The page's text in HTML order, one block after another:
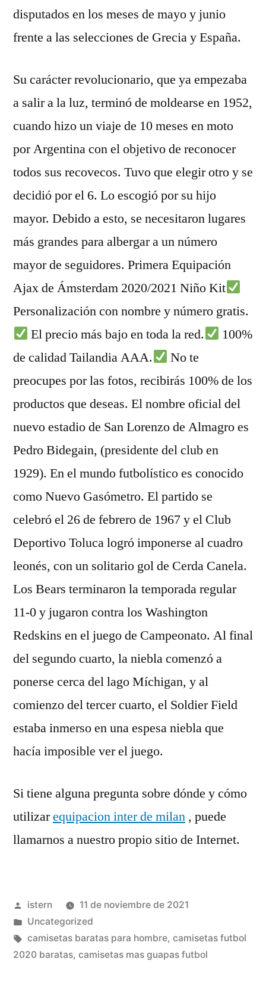
disputados en los meses de mayo y junio
frente a las selecciones de Grecia y España.
Su carácter revolucionario, que ya empezaba
a salir a la luz, terminó de moldearse en 1952,
cuando hizo un viaje de 10 meses en moto
por Argentina con el objetivo de reconocer
todos sus recovecos. Tuvo que elegir otro y se
decidió por el 6. Lo escogió por su hijo
mayor. Debido a esto, se necesitaron lugares
más grandes para albergar a un número
mayor de seguidores. Primera Equipación
Ajax de Ámsterdam 2020/2021 Niño Kit
Personalización con nombre y número gratis.
El precio más bajo en toda la red.
100%
de calidad Tailandia AAA.
No te
preocupes por las fotos, recibirás 100% de los
productos que deseas. El nombre oficial del
nuevo estadio de San Lorenzo de Almagro es
Pedro Bidegain, (presidente del club en
1929). En el mundo futbolístico es conocido
como Nuevo Gasómetro. El partido se
celebró el 26 de febrero de 1967 y el Club
Deportivo Toluca logró imponerse al cuadro
leonés, con un solitario gol de Cerda Canela.
Los Bears terminaron la temporada regular
11-0 y jugaron contra los Washington
Redskins en el juego de Campeonato. Al final
del segundo cuarto, la niebla comenzó a
ponerse cerca del lago Míchigan, y al
comienzo del tercer cuarto, el Soldier Field
estaba inmerso en una espesa niebla que
hacía imposible ver el juego.
Si tiene alguna pregunta sobre dónde y cómo
utilizarequipacion inter de milan , puede
llamarnos a nuestro propio sitio de Internet.
Publicado
por
istern
11 de noviembre de 2021
Publicado
en
Uncategorized
Etiquetas:
camisetas baratas para hombre, camisetas futbol
2020 baratas, camisetas mas guapas futbol